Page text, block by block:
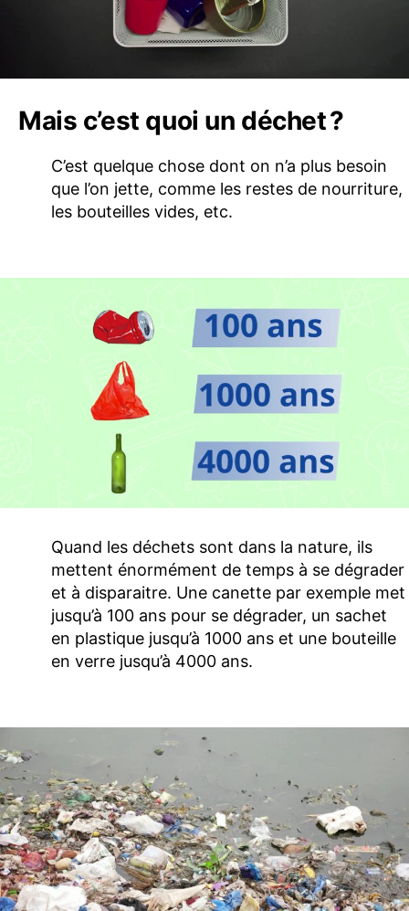
Mais c’est quoi un déchet ?
C’est quelque chose dont on n’a plus besoin
que l’on jette, comme les restes de nourriture,
les bouteilles vides, etc.
Quand les déchets sont dans la nature, ils
mettent énormément de temps à se dégrader
et à disparaitre. Une canette par exemple met
jusqu’à 100 ans pour se dégrader, un sachet
en plastique jusqu’à 1000 ans et une bouteille
en verre jusqu’à 4000 ans.